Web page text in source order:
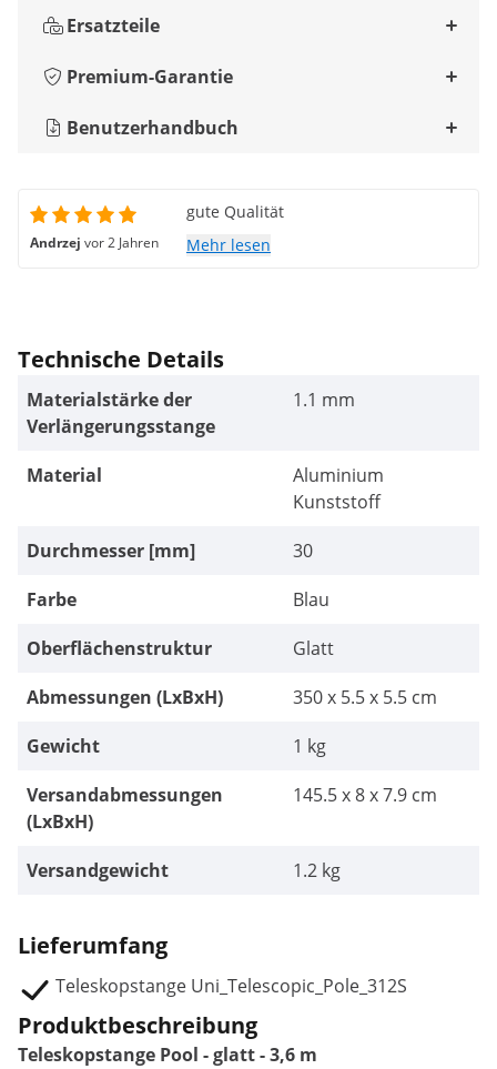
Ersatzteile
Premium-Garantie
Benutzerhandbuch
Andrzej vor 2 Jahren
gute Qualität
Mehr lesen
Technische Details
Materialstärke der
Verlängerungsstange
1.1 mm
Material
Aluminium
Kunststoff
Durchmesser [mm]
30
Farbe
Blau
Oberflächenstruktur
Glatt
Abmessungen (LxBxH)
350 x 5.5 x 5.5 cm
Gewicht
1 kg
Versandabmessungen
(LxBxH)
145.5 x 8 x 7.9 cm
Versandgewicht 1.2 kg
Lieferumfang
Teleskopstange Uni_Telescopic_Pole_312S
Produktbeschreibung
Teleskopstange Pool - glatt - 3,6 m